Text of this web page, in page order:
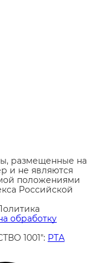
размещенные на
и не являются
положениями
Российской
обработку
1001": РТА